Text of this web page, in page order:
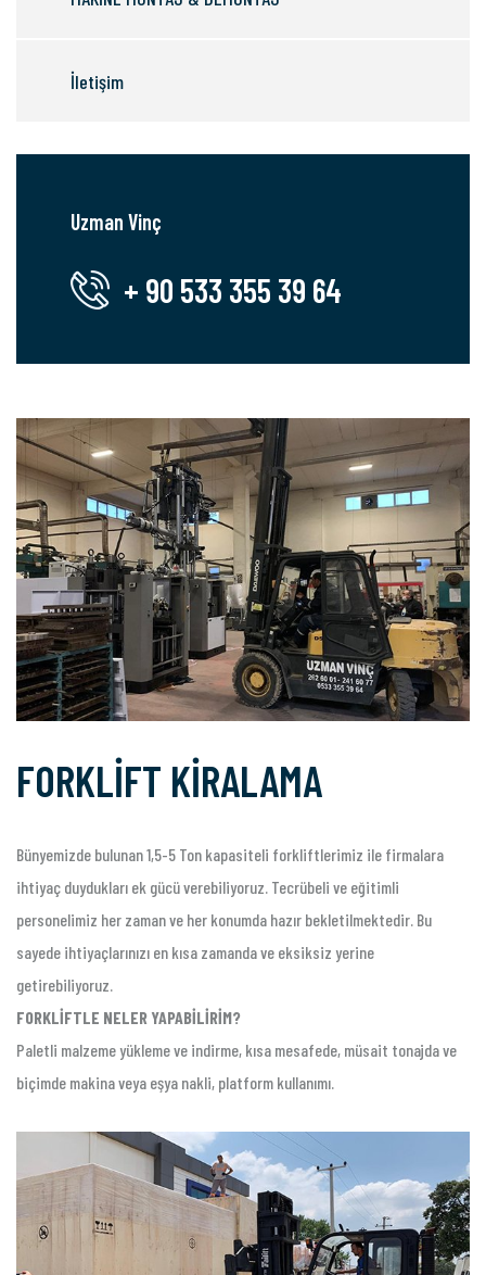
İletişim
Uzman Vinç
+ 90 533 355 39 64
FORKLİFT KİRALAMA
Bünyemizde bulunan 1,5-5 Ton kapasiteli forkliftlerimiz ile firmalara
ihtiyaç duydukları ek gücü verebiliyoruz. Tecrübeli ve eğitimli
personelimiz her zaman ve her konumda hazır bekletilmektedir. Bu
sayede ihtiyaçlarınızı en kısa zamanda ve eksiksiz yerine
getirebiliyoruz.
FORKLİFTLE NELER YAPABİLİRİM?
Paletli malzeme yükleme ve indirme, kısa mesafede, müsait tonajda ve
biçimde makina veya eşya nakli, platform kullanımı.